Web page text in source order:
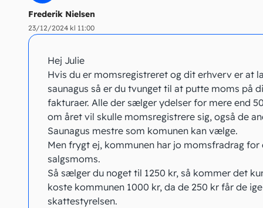
Frederik Nielsen
23/12/2024 kl 11:00
Hej Julie
Hvis du er momsregistreret og dit erhverv er at
saunagus så er du tvunget til at putte moms på
fakturaer. Alle der sælger ydelser for mere end
om året vil skulle momsregistrere sig, også de
Saunagus mestre som komunen kan vælge.
Men frygt ej, kommunen har jo momsfradrag for
salgsmoms.
Så sælger du noget til 1250 kr, så kommer det
koste kommunen 1000 kr, da de 250 kr får de
skattestyrelsen.